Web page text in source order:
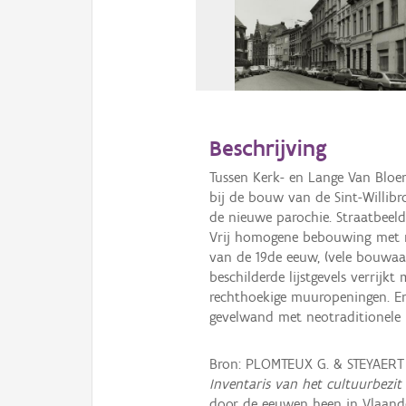
Beschrijving
Tussen Kerk- en Lange Van
bij de bouw van de Sint-
de nieuwe parochie.
Vrij homogene bebouwing met
van de 19de eeuw, (vele
beschilderde lijstgevels verrijkt
rechthoekige muuropeningen.
gevelwand met neotraditionele
Bron: PLOMTEUX G. &
Inventaris van het cultuurbezit